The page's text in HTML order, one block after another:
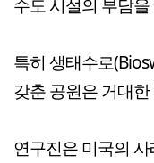
수도 시설의 부담
특히 생태수로
갖춘 공원은 거대
연구진은 미국의